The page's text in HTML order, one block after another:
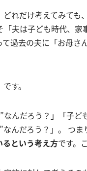
どれだけ考えてみて
夫は子ども時代、
過去の夫に「お母さ
す。
なんだろう？」「子
んだろう？」。 つま
るという考え方です。